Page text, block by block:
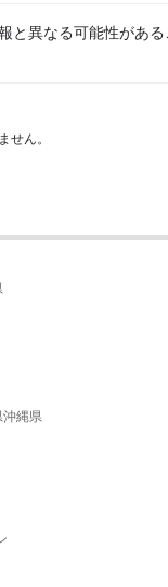
と異なる可能性があ
ん。
沖縄県